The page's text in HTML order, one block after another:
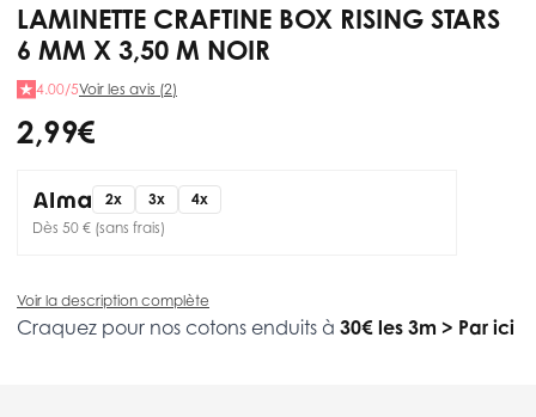
LAMINETTE CRAFTINE BOX RISING STARS
6 MM X 3,50 M NOIR
4.00/5Voir les avis (2)
2,99 €
2x 3x
4x
Dès 50 € (sans frais)
Voir la description complète
Craquez pour nos cotons enduits à 30€ les 3m > Par ici